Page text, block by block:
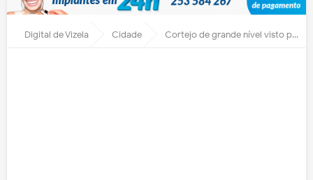
Digital de Vizela Cidade Cortejo de grande nível visto por milhares